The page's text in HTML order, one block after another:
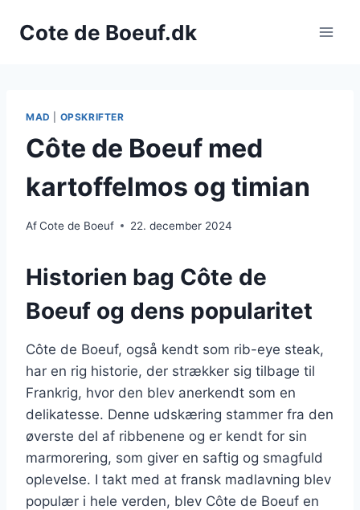
Cote de Boeuf.dk
MAD OPSKRIFTER
Côte de Boeuf med
kartoffelmos og timian
AfCote de Boeuf 22. december 2024
Historien bag Côte de
Boeuf og dens popularitet
Côte de Boeuf, også kendt som rib-eye steak,
har en rig historie, der strækker sig tilbage til
Frankrig, hvor den blev anerkendt som en
delikatesse. Denne udskæring stammer fra den
øverste del af ribbenene og er kendt for sin
marmorering, som giver en saftig og smagfuld
oplevelse. I takt med at fransk madlavning blev
populær i hele verden, blev Côte de Boeuf en